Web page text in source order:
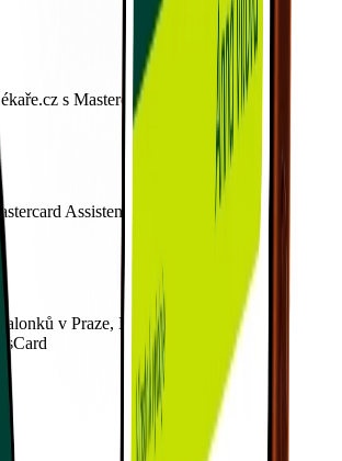
s Mastercard BusinessCard
Assistent
v Praze, Bratislavě a Vídni